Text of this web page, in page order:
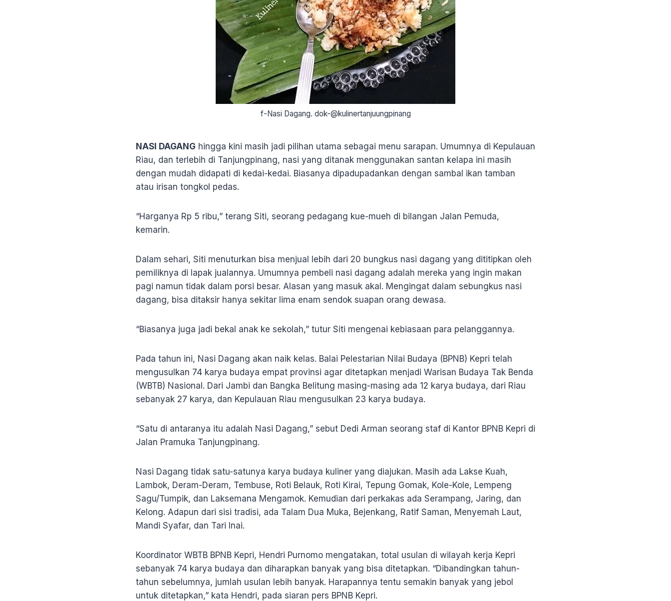
f-Nasi Dagang. dok-@kulinertanjuungpinang
NASI DAGANG hingga kini masih jadi pilihan utama sebagai menu sarapan. Umumnya di Kepulauan
Riau, dan terlebih di Tanjungpinang, nasi yang ditanak menggunakan santan kelapa ini masih
dengan mudah didapati di kedai-kedai. Biasanya dipadupadankan dengan sambal ikan tamban
atau irisan tongkol pedas.
“Harganya Rp 5 ribu,” terang Siti, seorang pedagang kue-mueh di bilangan Jalan Pemuda,
kemarin.
Dalam sehari, Siti menuturkan bisa menjual lebih dari 20 bungkus nasi dagang yang dititipkan oleh
pemiliknya di lapak jualannya. Umumnya pembeli nasi dagang adalah mereka yang ingin makan
pagi namun tidak dalam porsi besar. Alasan yang masuk akal. Mengingat dalam sebungkus nasi
dagang, bisa ditaksir hanya sekitar lima enam sendok suapan orang dewasa.
“Biasanya juga jadi bekal anak ke sekolah,” tutur Siti mengenai kebiasaan para pelanggannya.
Pada tahun ini, Nasi Dagang akan naik kelas. Balai Pelestarian Nilai Budaya (BPNB) Kepri telah
mengusulkan 74 karya budaya empat provinsi agar ditetapkan menjadi Warisan Budaya Tak Benda
(WBTB) Nasional. Dari Jambi dan Bangka Belitung masing-masing ada 12 karya budaya, dari Riau
sebanyak 27 karya, dan Kepulauan Riau mengusulkan 23 karya budaya.
“Satu di antaranya itu adalah Nasi Dagang,” sebut Dedi Arman seorang staf di Kantor BPNB Kepri di
Jalan Pramuka Tanjungpinang.
Nasi Dagang tidak satu-satunya karya budaya kuliner yang diajukan. Masih ada Lakse Kuah,
Lambok, Deram-Deram, Tembuse, Roti Belauk, Roti Kirai, Tepung Gomak, Kole-Kole, Lempeng
Sagu/Tumpik, dan Laksemana Mengamok. Kemudian dari perkakas ada Serampang, Jaring, dan
Kelong. Adapun dari sisi tradisi, ada Talam Dua Muka, Bejenkang, Ratif Saman, Menyemah Laut,
Mandi Syafar, dan Tari Inai.
Koordinator WBTB BPNB Kepri, Hendri Purnomo mengatakan, total usulan di wilayah kerja Kepri
sebanyak 74 karya budaya dan diharapkan banyak yang bisa ditetapkan. “Dibandingkan tahun-
tahun sebelumnya, jumlah usulan lebih banyak. Harapannya tentu semakin banyak yang jebol
untuk ditetapkan,” kata Hendri, pada siaran pers BPNB Kepri.